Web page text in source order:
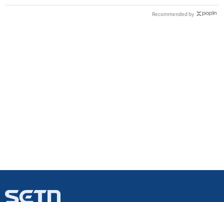
Recommended by